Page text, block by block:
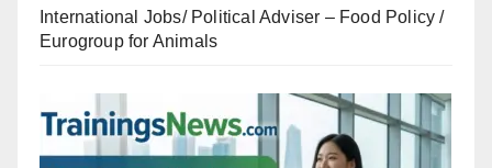
International Jobs/ Political Adviser – Food Policy /
Eurogroup for Animals